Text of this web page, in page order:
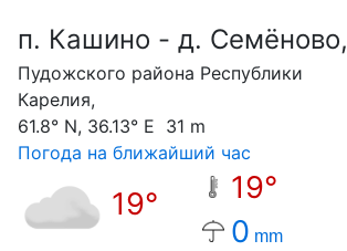
п. Кашино - д. Семёново,
Пудожского района Республики
Карелия,
61.8° N, 36.13° E 31 m
Погода на ближайший час
19°
19°
0 mm